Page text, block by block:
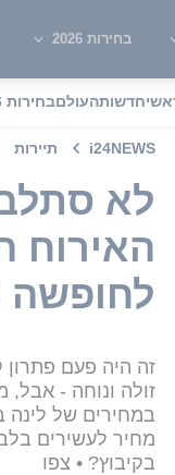
בחירות 2026
חדשותהעולםבחירות 2026
i24NEWS תיירות
לא
האירוח
לחופשה
זה היה פעם
זולה ונוחה -
במחירים של לינה
מחיר לעשירים
בקיבוץ? • צפו